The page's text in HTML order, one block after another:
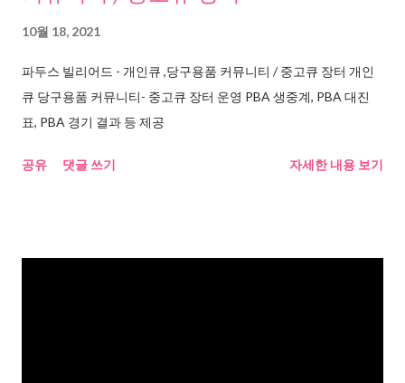
10월 18, 2021
파두스 빌리어드 - 개인큐 ,당구용품 커뮤니티 / 중고큐 장터 개인
큐 당구용품 커뮤니티- 중고큐 장터 운영 PBA 생중계, PBA 대진
표, PBA 경기 결과 등 제공
공유 댓글 쓰기 자세한 내용 보기